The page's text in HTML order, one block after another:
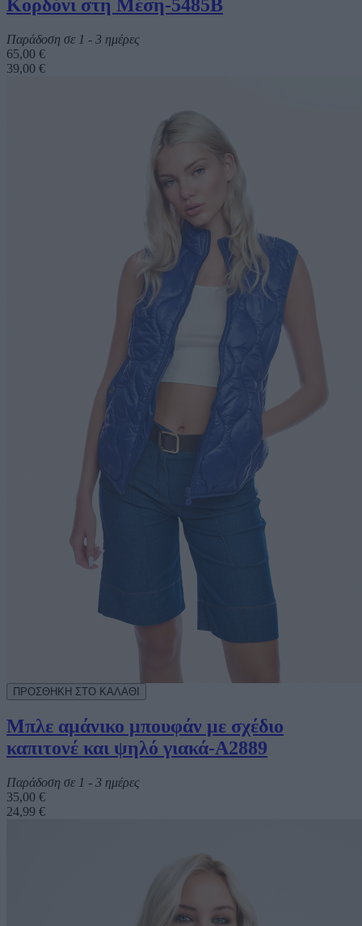
Κορδόνι στη Μέση-5485B
Παράδοση σε 1 - 3 ημέρες
65,00 €
39,00 €
Μπλε αμάνικο μπουφάν με σχέδιο
καπιτονέ και ψηλό γιακά-A2889
Παράδοση σε 1 - 3 ημέρες
35,00 €
24,99 €